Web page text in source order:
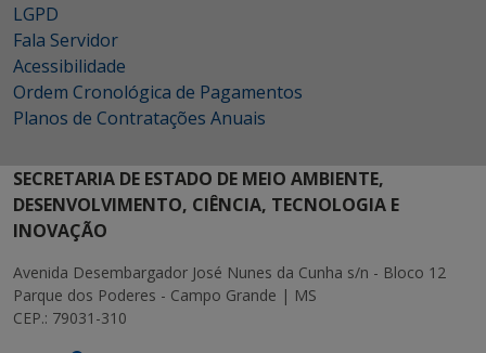
LGPD
Fala Servidor
Acessibilidade
Ordem Cronológica de Pagamentos
Planos de Contratações Anuais
SECRETARIA DE ESTADO DE MEIO AMBIENTE,
DESENVOLVIMENTO, CIÊNCIA, TECNOLOGIA E
INOVAÇÃO
Avenida Desembargador José Nunes da Cunha s/n - Bloco 12
Parque dos Poderes - Campo Grande | MS
CEP.: 79031-310